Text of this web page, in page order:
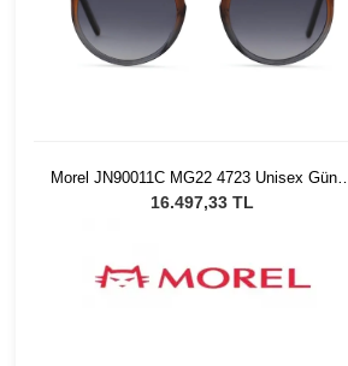
Morel JN90011C MG22 4723 Unisex Güneş
Gözlüğü
16.497,33 TL